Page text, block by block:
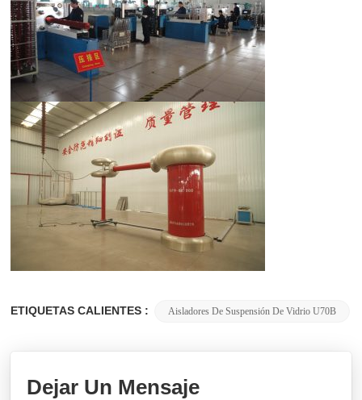
ETIQUETAS CALIENTES : Aisladores De Suspensión De Vidrio U70B
Dejar Un Mensaje